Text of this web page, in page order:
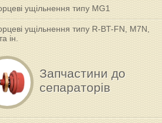
ущільнення типу MG1
ущільнення типу R-BT-FN, M7N,
ін.
Запчастини до
сепараторів